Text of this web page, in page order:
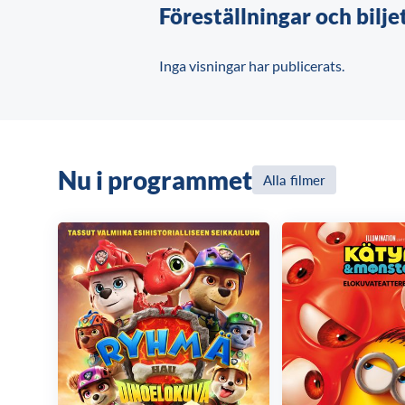
Föreställningar och
Inga visningar har publicerats.
Nu i programmet Alla filmer